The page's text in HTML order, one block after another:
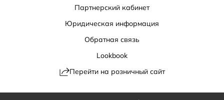
Партнерский кабинет
Юридическая информация
Обратная связь
Lookbook
Перейти на розничный сайт
Политика конфиденциальности